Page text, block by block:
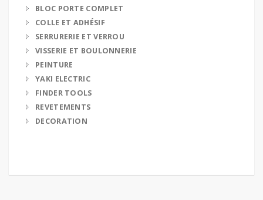
BLOC PORTE COMPLET
COLLE ET ADHÉSIF
SERRURERIE ET VERROU
VISSERIE ET BOULONNERIE
PEINTURE
YAKI ELECTRIC
FINDER TOOLS
REVETEMENTS
DECORATION